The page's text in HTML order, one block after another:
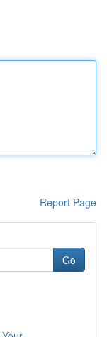
Report Page
Go